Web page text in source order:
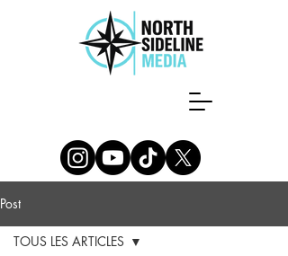
Post
TOUS LES ARTICLES